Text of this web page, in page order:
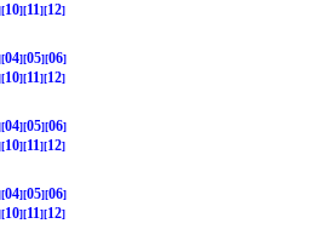
10 11
12
04 05 06
10 11
12
04 05 06
10 11
12
04 05 06
10 11
12